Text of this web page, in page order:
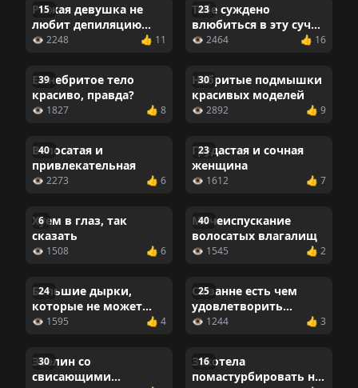
15
Рыжая девушка не
любит депиляцию
воском
👁 2248 👍 11
23
Тебе суждено
влюбиться в эту сучку
навсегда
👁 2464 👍 16
39
Ее небритое тело
красиво, правда?
👁 1827 👍 8
30
Небритые подмышки
красивых моделей
👁 2892 👍 9
40
Волосатая и
привлекательная
👁 2273 👍 6
23
Грудастая и сочная
женщина
👁 1612 👍 7
6
Хуем в глаз, так
сказать
👁 1508 👍 6
40
Мочеиспускание
волосатых влагалищ
👁 1545 👍 2
24
Большие дырки,
которые не может
скрыть даже густая
👁 1595 👍 4
25
Сюзанне есть чем
удовлетворить
мужчин
👁 1244 👍 3
30
Эвелин со
свисающими
16
Захотела
помастурбировать на